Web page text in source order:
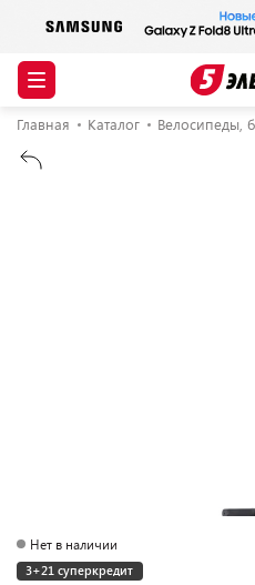
Главная Каталог Велосипеды,
Нет в наличии
3+21 суперкредит